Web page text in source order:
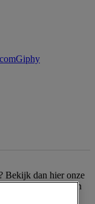
Giphy
Bekijk dan hier onze
en supermarktketen